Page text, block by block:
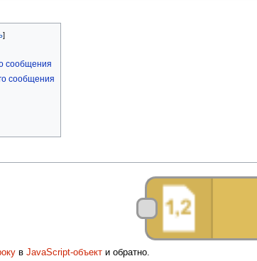
сообщения
сообщения
в JavaScript-объекти обратно.